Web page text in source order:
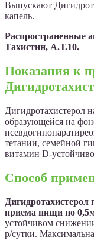
Выпускают
капель.
Распространенные
Тахистин, А.Т.10.
Показания к
Дигидротахистерол
образующейся на
тетании, семейной
витамин D-
Способ
приема пищи по
устойчивом
р/сутки.